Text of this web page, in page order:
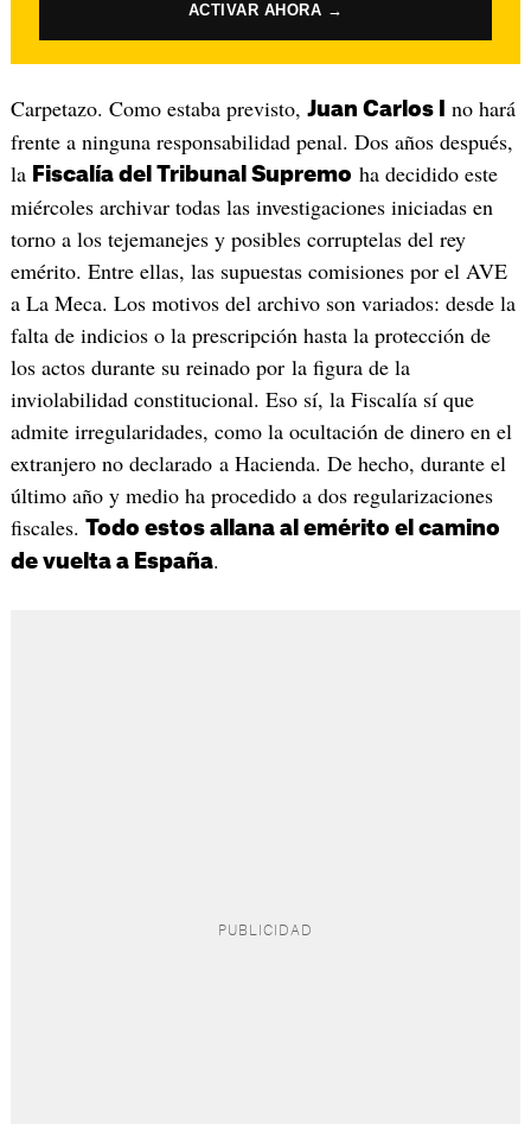
ACTIVAR AHORA →
Carpetazo. Como estaba previsto, Juan Carlos I
no hará
frente a ninguna responsabilidad penal. Dos años después,
la Fiscalía del Tribunal Supremo ha decidido este
miércoles archivar todas las investigaciones iniciadas en
torno a los tejemanejes y posibles corruptelas del rey
emérito. Entre ellas, las supuestas comisiones por el AVE
a La Meca. Los motivos del archivo son variados: desde la
falta de indicios o la prescripción hasta la protección de
los actos durante su reinado por la figura de la
inviolabilidad constitucional. Eso sí, la Fiscalía sí que
admite irregularidades, como la ocultación de dinero en el
extranjero no declarado a Hacienda. De hecho, durante el
último año y medio ha procedido a dos regularizaciones
fiscales. Todo estos allana al emérito el camino
de vuelta a España.